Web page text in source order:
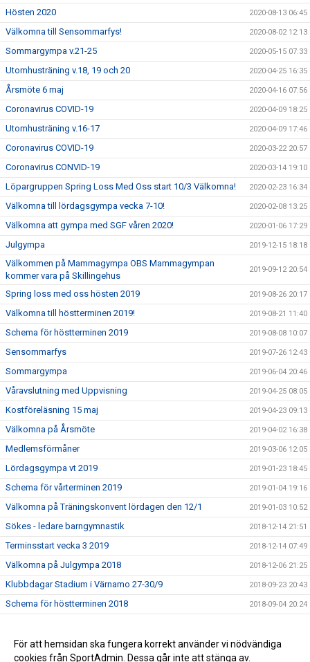
Hösten 2020 2020-08-13 06:45
Välkomna till Sensommarfys! 2020-08-02 12:13
Sommargympa v.21-25 2020-05-15 07:33
Utomhusträning v.18, 19 och 20 2020-04-25 16:35
Årsmöte 6 maj 2020-04-16 07:56
Coronavirus COVID-19 2020-04-09 18:25
Utomhusträning v.16-17 2020-04-09 17:46
Coronavirus COVID-19 2020-03-22 20:57
Coronavirus CONVID-19 2020-03-14 19:10
Löpargruppen Spring Loss Med Oss start 10/3 Välkomna! 2020-02-23 16:34
Välkomna till lördagsgympa vecka 7-10! 2020-02-08 13:25
Välkomna att gympa med SGF våren 2020! 2020-01-06 17:29
Julgympa 2019-12-15 18:18
Välkommen på Mammagympa OBS Mammagympan
kommer vara på Skillingehus
2019-09-12 20:54
Spring loss med oss hösten 2019 2019-08-26 20:17
Välkomna till höstterminen 2019! 2019-08-21 11:40
Schema för höstterminen 2019 2019-08-08 10:07
Sensommarfys 2019-07-26 12:43
Sommargympa 2019-06-04 20:46
Våravslutning med Uppvisning 2019-04-25 08:05
Kostföreläsning 15 maj 2019-04-23 09:13
Välkomna på Årsmöte 2019-04-02 16:38
Medlemsförmåner 2019-03-06 12:05
Lördagsgympa vt 2019 2019-01-23 18:45
Schema för vårterminen 2019 2019-01-04 19:16
Välkomna på Träningskonvent lördagen den 12/1 2019-01-03 10:52
Sökes - ledare barngymnastik 2018-12-14 21:51
Terminsstart vecka 3 2019 2018-12-14 07:49
Välkomna på Julgympa 2018 2018-12-06 21:25
Klubbdagar Stadium i Värnamo 27-30/9 2018-09-23 20:43
Schema för höstterminen 2018 2018-09-04 20:24
Sommargympa 2018 2018-07-09 10:22
För att hemsidan ska fungera korrekt använder vi nödvändiga
cookies från SportAdmin. Dessa går inte att stänga av.